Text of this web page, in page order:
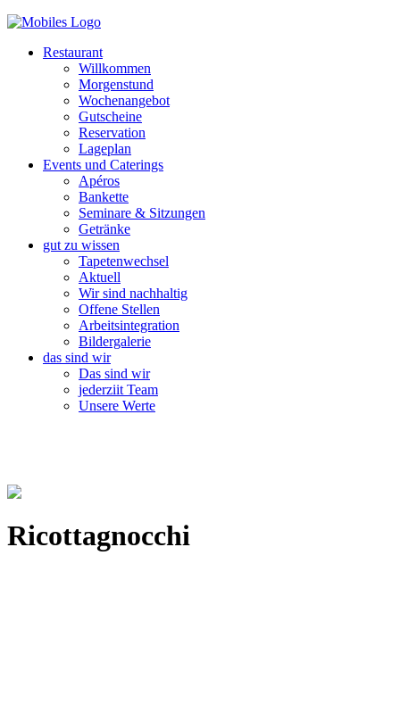
Restaurant
Willkommen
Morgenstund
Wochenangebot
Gutscheine
Reservation
Lageplan
Events und Caterings
Apéros
Bankette
Seminare & Sitzungen
Getränke
gut zu wissen
Tapetenwechsel
Aktuell
Wir sind nachhaltig
Offene Stellen
Arbeitsintegration
Bildergalerie
das sind wir
Das sind wir
jederziit Team
Unsere Werte
Ricottagnocchi